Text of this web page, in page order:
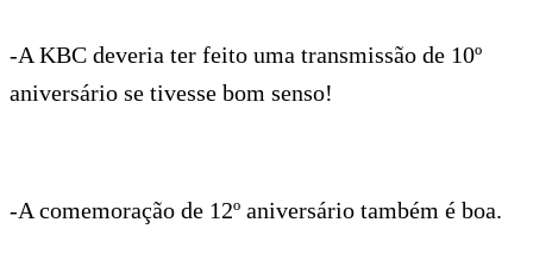
-A KBC deveria ter feito uma transmissão de 10º
aniversário se tivesse bom senso!
-A comemoração de 12º aniversário também é boa.